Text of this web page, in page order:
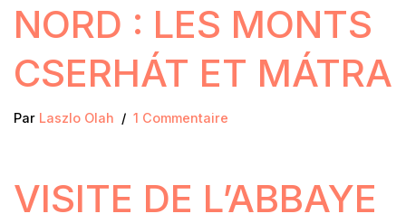
NORD : LES MONTS
CSERHÁT ET MÁTRA
Par Laszlo Olah 1 Commentaire
VISITE DE L’ABBAYE